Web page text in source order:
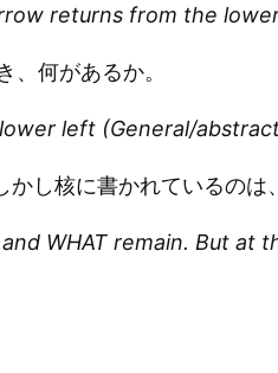
returns from the
何があるか。
left (General/
し核に書かれているのは
WHAT remain. But at